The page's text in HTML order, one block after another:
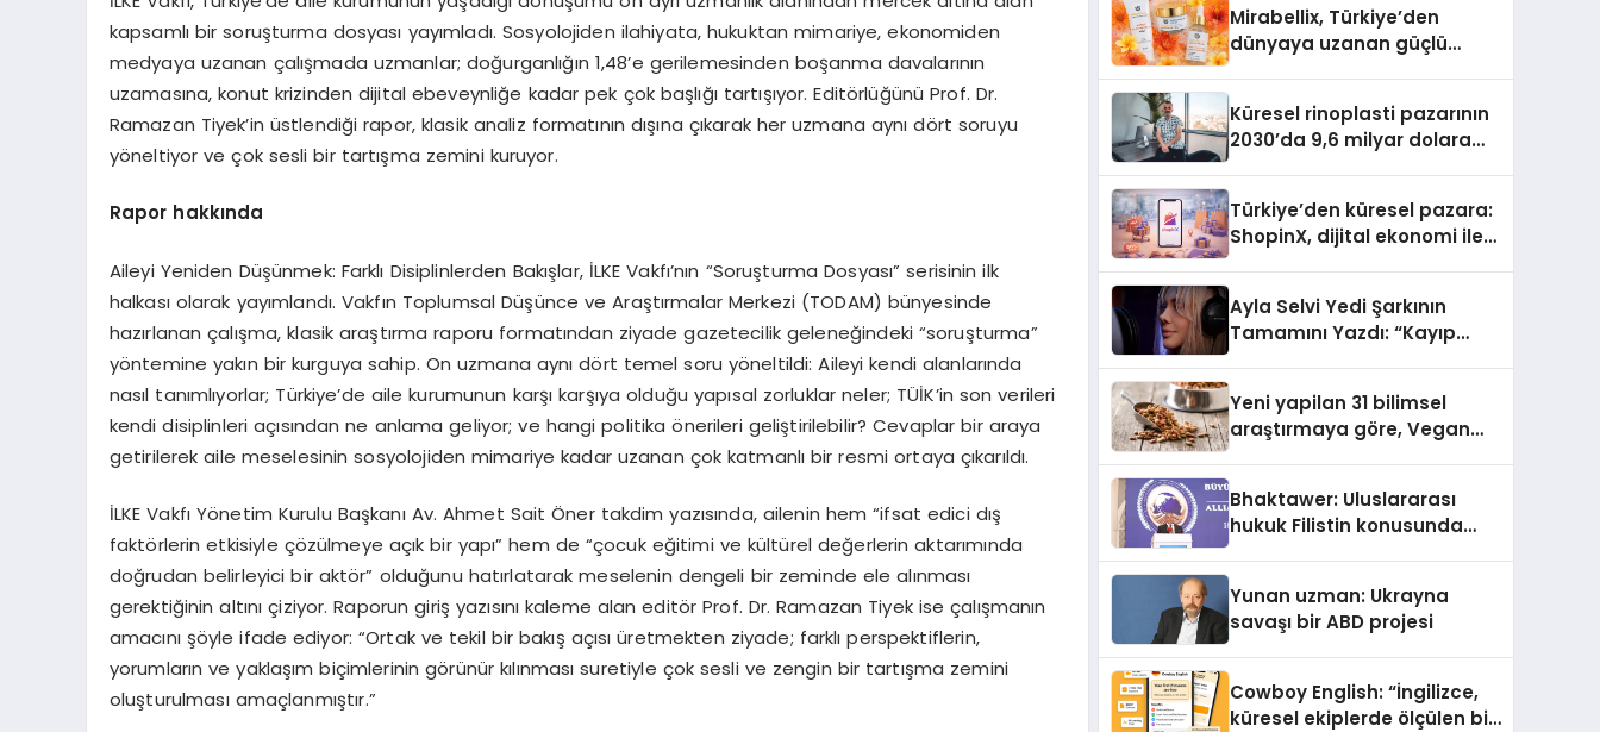
kapsamlı bir soruşturma dosyası yayımladı. Sosyolojiden ilahiyata, hukuktan mimariye, ekonomiden
medyaya uzanan çalışmada uzmanlar; doğurganlığın 1,48’e gerilemesinden boşanma davalarının
uzamasına, konut krizinden dijital ebeveynliğe kadar pek çok başlığı tartışıyor. Editörlüğünü Prof. Dr.
Ramazan Tiyek’in üstlendiği rapor, klasik analiz formatının dışına çıkarak her uzmana aynı dört soruyu
yöneltiyor ve çok sesli bir tartışma zemini kuruyor.
Rapor hakkında
Aileyi Yeniden Düşünmek: Farklı Disiplinlerden Bakışlar, İLKE Vakfı’nın “Soruşturma Dosyası” serisinin ilk
halkası olarak yayımlandı. Vakfın Toplumsal Düşünce ve Araştırmalar Merkezi (TODAM) bünyesinde
hazırlanan çalışma, klasik araştırma raporu formatından ziyade gazetecilik geleneğindeki “soruşturma”
yöntemine yakın bir kurguya sahip. On uzmana aynı dört temel soru yöneltildi: Aileyi kendi alanlarında
nasıl tanımlıyorlar; Türkiye’de aile kurumunun karşı karşıya olduğu yapısal zorluklar neler; TÜİK’in son verileri
kendi disiplinleri açısından ne anlama geliyor; ve hangi politika önerileri geliştirilebilir? Cevaplar bir araya
getirilerek aile meselesinin sosyolojiden mimariye kadar uzanan çok katmanlı bir resmi ortaya çıkarıldı.
İLKE Vakfı Yönetim Kurulu Başkanı Av. Ahmet Sait Öner takdim yazısında, ailenin hem “ifsat edici dış
faktörlerin etkisiyle çözülmeye açık bir yapı” hem de “çocuk eğitimi ve kültürel değerlerin aktarımında
doğrudan belirleyici bir aktör” olduğunu hatırlatarak meselenin dengeli bir zeminde ele alınması
gerektiğinin altını çiziyor. Raporun giriş yazısını kaleme alan editör Prof. Dr. Ramazan Tiyek ise çalışmanın
amacını şöyle ifade ediyor: “Ortak ve tekil bir bakış açısı üretmekten ziyade; farklı perspektiflerin,
yorumların ve yaklaşım biçimlerinin görünür kılınması suretiyle çok sesli ve zengin bir tartışma zemini
oluşturulması amaçlanmıştır.”
Mirabellix, Türkiye’den
dünyaya uzanan güçlü
Küresel rinoplasti pazarının
2030’da 9,6 milyar dolara
Türkiye’den küresel pazara:
ShopinX, dijital ekonomi ile
Ayla Selvi Yedi Şarkının
Tamamını Yazdı: “Kayıp
Yeni yapilan 31 bilimsel
araştırmaya göre, Vegan
Sindirildiğini Ortaya Koydu
Bhaktawer: Uluslararası
hukuk Filistin konusunda
Yunan uzman: Ukrayna
savaşı bir ABD projesi
Cowboy English: “İngilizce,
küresel ekiplerde ölçülen bir